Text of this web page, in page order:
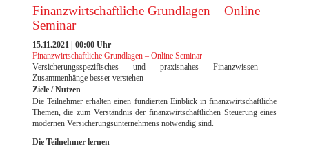
Finanzwirtschaftliche Grundlagen – Online
Seminar
15.11.2021 | 00:00 Uhr
Finanzwirtschaftliche Grundlagen – Online Seminar
Versicherungsspezifisches und praxisnahes Finanzwissen –
Zusammenhänge besser verstehen
Ziele / Nutzen
Die Teilnehmer erhalten einen fundierten Einblick in finanzwirtschaftliche
Themen, die zum Verständnis der finanzwirtschaftlichen Steuerung eines
modernen Versicherungsunternehmens notwendig sind.
Die Teilnehmer lernen